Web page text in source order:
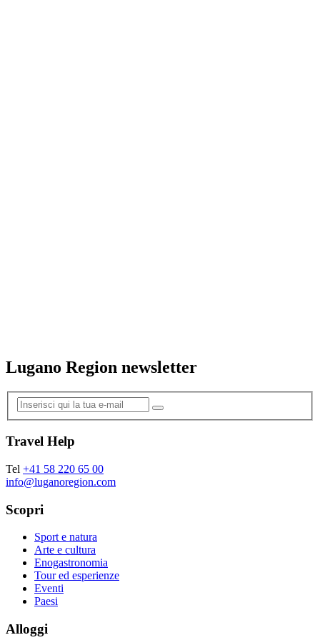
Lugano Region newsletter
Travel Help
Tel +41 58 220 65 00
info@luganoregion.com
Scopri
Sport e natura
Arte e cultura
Enogastronomia
Tour ed esperienze
Eventi
Paesi
Alloggi